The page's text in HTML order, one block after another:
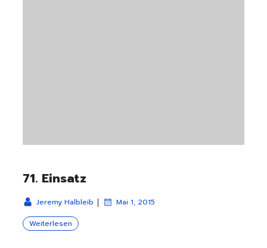
71. Einsatz
Jeremy Halbleib | Mai 1, 2015
Weiterlesen